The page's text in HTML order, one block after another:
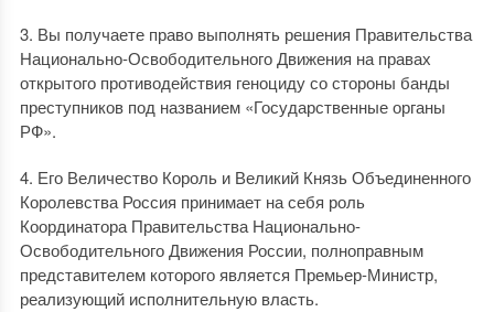
3. Вы получаете право выполнять решения Правительства
Национально-Освободительного Движения на правах
открытого противодействия геноциду со стороны банды
преступников под названием «Государственные органы
РФ».
4. Его Величество Король и Великий Князь Объединенного
Королевства Россия принимает на себя роль
Координатора Правительства Национально-
Освободительного Движения России, полноправным
представителем которого является Премьер-Министр,
реализующий исполнительную власть.